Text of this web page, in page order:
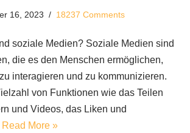
16, 2023 18237 Comments
soziale Medien? Soziale Medien sind
die es den Menschen ermöglichen,
interagieren und zu kommunizieren.
von Funktionen wie das Teilen
und Videos, das Liken und
Read More »